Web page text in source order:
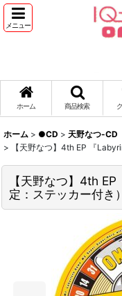
メニュー
ホーム 商品検索
ホーム > ●CD > 天野なつ-CD
>
【天野なつ】4th EP 『
【天野なつ】4th
定：ステッカー付き）